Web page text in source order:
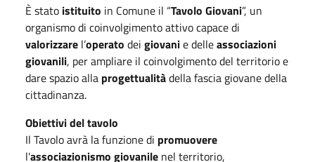
È stato istituito in Comune il “Tavolo Giovani”, un
organismo di coinvolgimento attivo capace di
valorizzare l’operato dei giovanie delleassociazioni
giovanili, per ampliare il coinvolgimento del territorio e
dare spazio alla progettualitàdella fascia giovane della
cittadinanza.
Obiettivi del tavolo
Il Tavolo avrà la funzione di promuovere
l'associazionismo giovanile nel territorio,